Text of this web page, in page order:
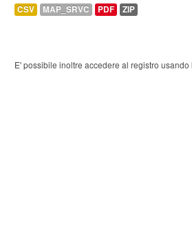
CSV MAP_SRVC PDF ZIP
E' possibile inoltre accedere al registro usando